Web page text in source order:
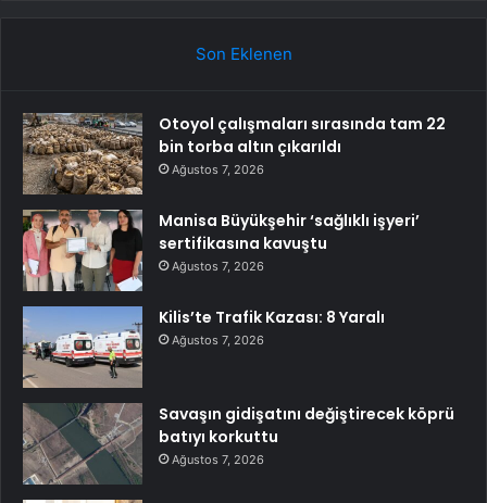
Son Eklenen
Otoyol çalışmaları sırasında tam 22
bin torba altın çıkarıldı
Ağustos 7, 2026
Manisa Büyükşehir ‘sağlıklı işyeri’
sertifikasına kavuştu
Ağustos 7, 2026
Kilis’te Trafik Kazası: 8 Yaralı
Ağustos 7, 2026
Savaşın gidişatını değiştirecek köprü
batıyı korkuttu
Ağustos 7, 2026